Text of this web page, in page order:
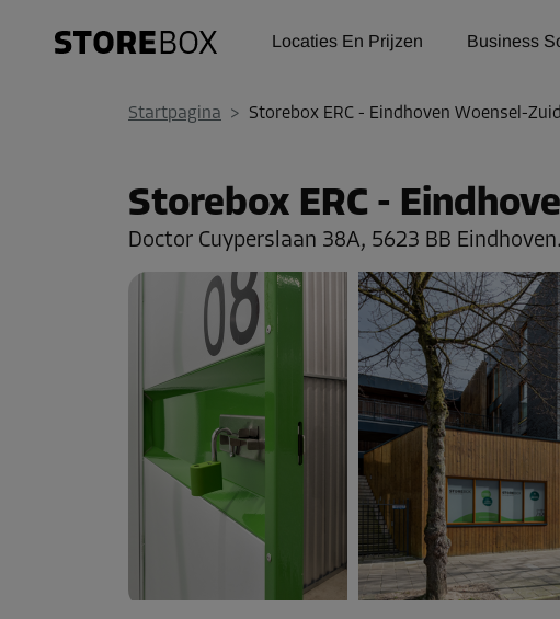
Locaties En Prijzen Business
Startpagina > Storebox ERC - Eindhoven Woensel-Zuid
Storebox ERC -
Doctor Cuyperslaan 38A, 5623 BB Eindhoven.